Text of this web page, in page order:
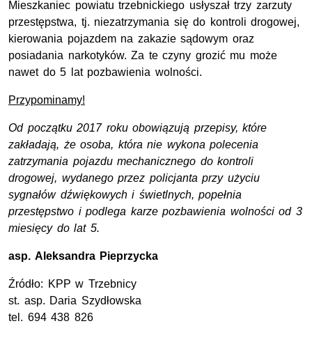
Mieszkaniec powiatu trzebnickiego usłyszał trzy zarzuty
przestępstwa, tj. niezatrzymania się do kontroli drogowej,
kierowania pojazdem na zakazie sądowym oraz
posiadania narkotyków. Za te czyny grozić mu może
nawet do 5 lat pozbawienia wolności.
Przypominamy!
Od początku 2017 roku obowiązują przepisy, które
zakładają, że osoba, która nie wykona polecenia
zatrzymania pojazdu mechanicznego do kontroli
drogowej, wydanego przez policjanta przy użyciu
sygnałów dźwiękowych i świetlnych, popełnia
przestępstwo i podlega karze pozbawienia wolności od 3
miesięcy do lat 5.
asp. Aleksandra Pieprzycka
Źródło: KPP w Trzebnicy
st. asp. Daria Szydłowska
tel. 694 438 826